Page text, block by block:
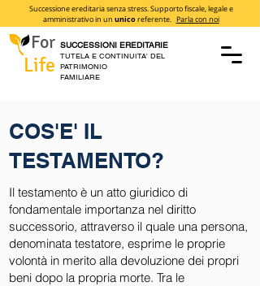
For
Life
SUCCESSIONI EREDITARIE
TUTELA E CONTINUITA' DEL
PATRIMONIO
FAMILIARE
Successione ereditaria senza stress. Supporto fiscale, legale e
amministrativo in un unicoreferente. Parla con noi
COS'E' IL
TESTAMENTO?
Il testamento è un atto giuridico di
fondamentale importanza nel diritto
successorio, attraverso il quale una persona,
denominata testatore, esprime le proprie
volontà in merito alla devoluzione dei propri
beni dopo la propria morte. Tra le